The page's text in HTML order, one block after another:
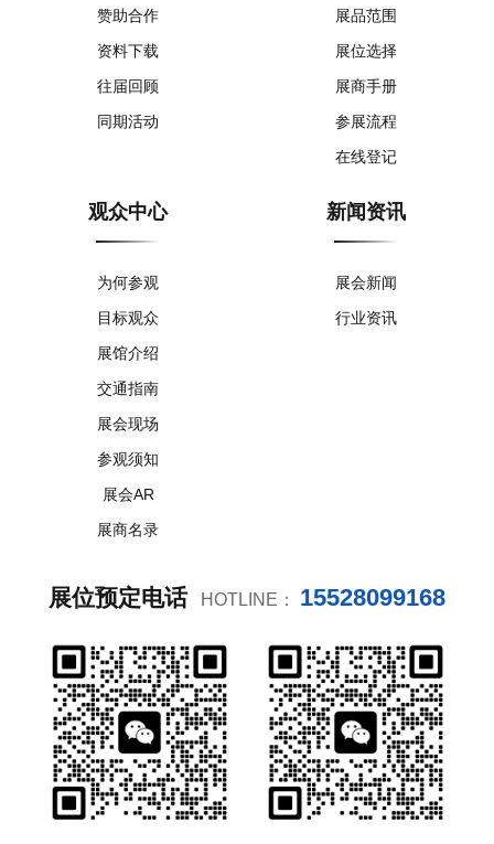
赞助合作
资料下载
往届回顾
同期活动
展品范围
展位选择
展商手册
参展流程
在线登记
观众中心
为何参观
目标观众
展馆介绍
交通指南
展会现场
参观须知
展会AR
展商名录
新闻资讯
展会新闻
行业资讯
展位预定电话 HOTLINE： 15528099168